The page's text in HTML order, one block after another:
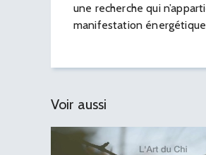
une recherche qui
manifestation
Voir aussi